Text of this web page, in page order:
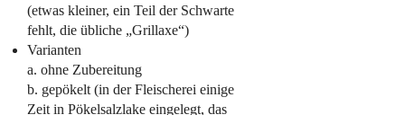
(etwas kleiner, ein Teil der Schwarte
fehlt, die übliche „Grillaxe“)
Varianten
a. ohne Zubereitung
b. gepökelt (in der Fleischerei einige
Zeit in Pökelsalzlake eingelegt, das